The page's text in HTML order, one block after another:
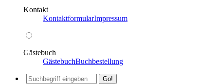
Kontakt
KontaktformularImpressum
Gästebuch
GästebuchBuchbestellung